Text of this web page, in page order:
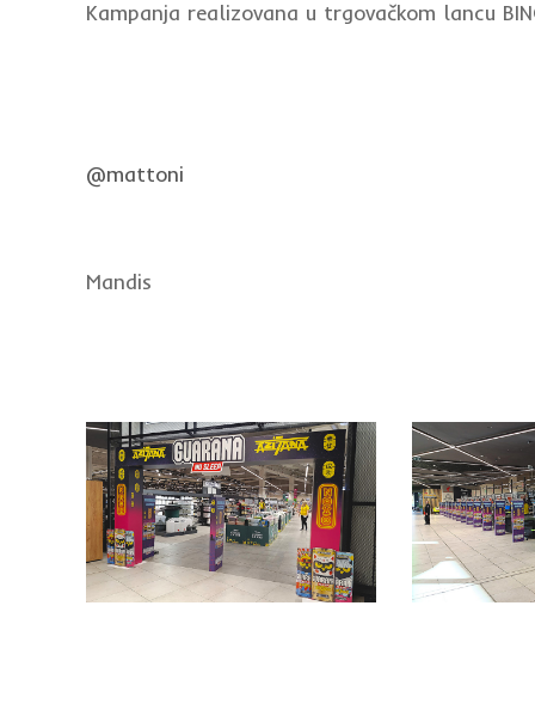
Kampanja realizovana u trgovačkom lancu
@mattoni
Mandis